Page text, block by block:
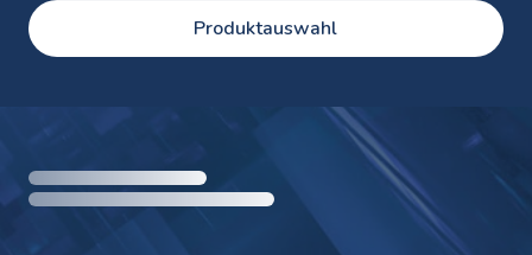
Produktauswahl